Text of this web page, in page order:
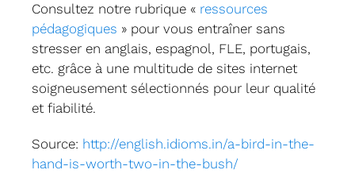
Consultez notre rubrique « ressources
pédagogiques » pour vous entraîner sans
stresser en anglais, espagnol, FLE, portugais,
etc. grâce à une multitude de sites internet
soigneusement sélectionnés pour leur qualité
et fiabilité.
Source: http://english.idioms.in/a-bird-in-the-
hand-is-worth-two-in-the-bush/